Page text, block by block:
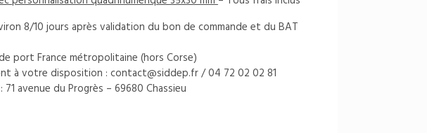
8/10 jours après validation du bon de commande et du BAT
port France métropolitaine (hors Corse)
à votre disposition : contact@siddep.fr/ 04 72 02 02 81
avenue du Progrès – 69680 Chassieu